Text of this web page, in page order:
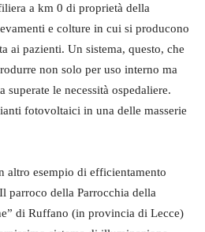
a km 0 di proprietà della
e colture in cui si producono
ai pazienti. Un sistema, questo, che
non solo per uso interno ma
superate le necessità ospedaliere.
fotovoltaici in una delle masserie
altro esempio di efficientamento
parroco della Parrocchia della
di Ruffano (in provincia di Lecce)